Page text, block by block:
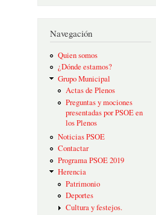
Navegación
Quien somos
¿Dónde estamos?
Grupo Municipal
Actas de Plenos
Preguntas y mociones
presentadas por PSOE en
los Plenos
Noticias PSOE
Contactar
Programa PSOE 2019
Herencia
Patrimonio
Deportes
Cultura y festejos.